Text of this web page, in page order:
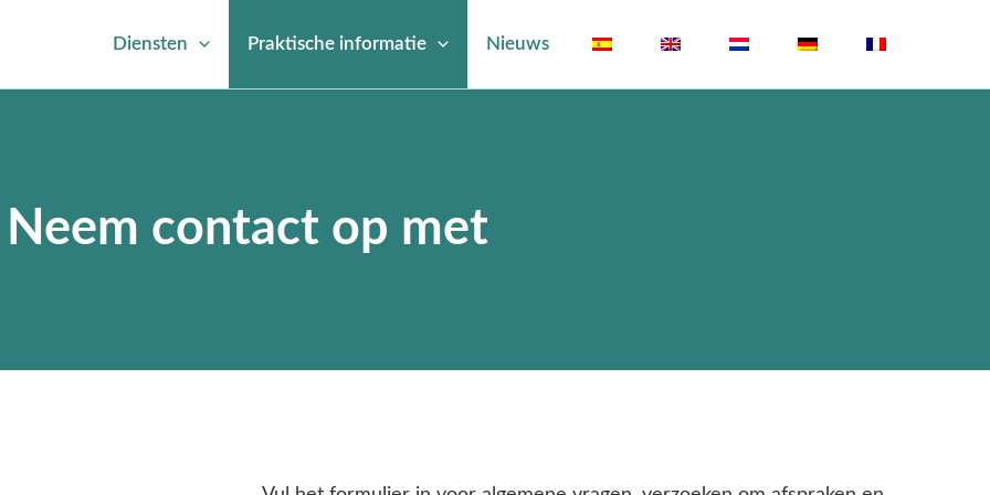
Diensten Praktische informatie Nieuws
Neem contact op met